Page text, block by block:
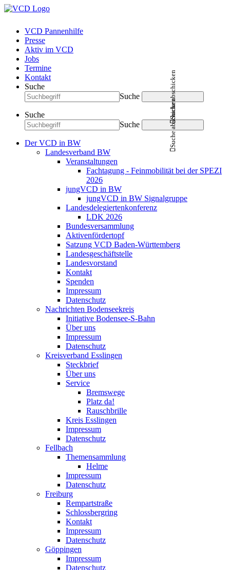
VCD Pannenhilfe
Presse
Aktiv im VCD
Jobs
Termine
Kontakt
Suche
Suche
Suche abschicken
Suche
Suche
Suche abschicken
Der VCD in BW
Landesverband BW
Veranstaltungen
Fachtagung - Feinmobilität bei der SPEZI
2026
jungVCD in BW
jungVCD in BW Signalgruppe
Landesdelegiertenkonferenz
LDK 2026
Bundesversammlung
Aktivenfördertopf
Satzung VCD Baden-Württemberg
Landesgeschäftstelle
Landesvorstand
Kontakt
Spenden
Impressum
Datenschutz
Nachrichten Bodenseekreis
Initiative Bodensee-S-Bahn
Über uns
Impressum
Datenschutz
Kreisverband Esslingen
Steckbrief
Über uns
Service
Bremswege
Platz da!
Rauschbrille
Kreis Esslingen
Impressum
Datenschutz
Fellbach
Themensammlung
Helme
Impressum
Datenschutz
Freiburg
Rempartstraße
Schlossbergring
Kontakt
Impressum
Datenschutz
Göppingen
Impressum
Datenschutz